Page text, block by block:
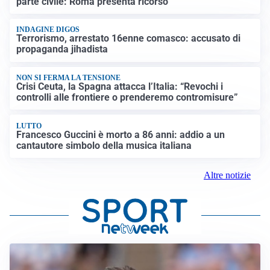
INDAGINE DIGOS
Terrorismo, arrestato 16enne comasco: accusato di
propaganda jihadista
NON SI FERMA LA TENSIONE
Crisi Ceuta, la Spagna attacca l’Italia: “Revochi i
controlli alle frontiere o prenderemo contromisure”
LUTTO
Francesco Guccini è morto a 86 anni: addio a un
cantautore simbolo della musica italiana
Altre notizie